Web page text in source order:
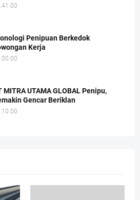
Penipuan Berkedok
Kerja
MITRA UTAMA GLOBAL Penipu,
Gencar Beriklan